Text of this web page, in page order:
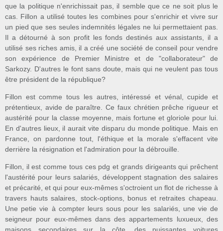
que la politique n'enrichissait pas, il semble que ce ne soit plus le
cas. Fillon a utilisé toutes les combines pour s'enrichir et vivre sur
un pied que ses seules indemnités légales ne lui permettaient pas.
Il a détourné à son profit les fonds destinés aux assistants, il a
utilisé ses riches amis, il a créé une société de conseil pour vendre
son expérience de Premier Ministre et de "collaborateur" de
Sarkozy. D'autres le font sans doute, mais qui ne veulent pas tous
être président de la république?
Fillon est comme tous les autres, intéressé et vénal, cupide et
prétentieux, avide de paraître. Ce faux chrétien prêche rigueur et
austérité pour la classe moyenne, mais fortune et gloriole pour lui.
En d'autres lieux, il aurait vite disparu du monde politique. Mais en
France, on pardonne tout, l'éthique et la morale s'effacent vite
derrière la résignation et l'admiration pour la débrouille.
Fillon, il est comme tous ces pdg et grands dirigeants qui prêchent
l'austérité pour leurs salariés, développent stagnation des salaires
et précarité, et qui pour eux-mêmes s'octroient un flot de richesse à
travers hauts salaires, stock-options, bonus et retraites chapeau.
Une petie vie à compter leurs sous pour les salariés, une vie de
seigneur pour eux-mêmes dans des appartements luxueux, des